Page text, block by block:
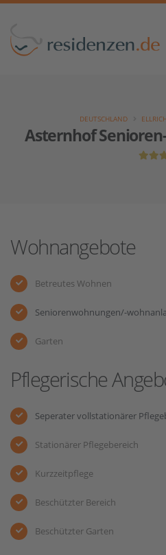
Asternhof
DEUTSCHLAND
Wohnangebote
Betreutes Wohnen
Seniorenwohnungen/-
Garten
Pflegerische
Seperater vollstationärer
Stationärer Pflegebereich
Kurzzeitpflege
Beschützter Bereich
Beschützter Garten